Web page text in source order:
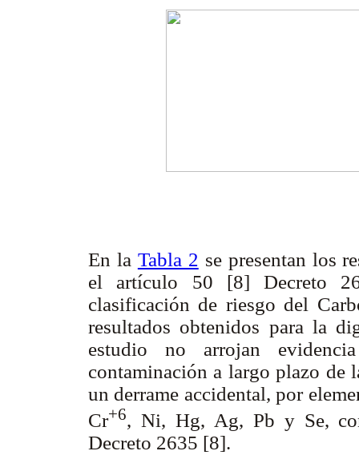
En la Tabla 2 se presentan los
el artículo 50 [8] Decreto
clasificación de riesgo del
resultados obtenidos para la
estudio no arrojan
contaminación a largo plazo de
un derrame accidental, por
Cr+6, Ni, Hg, Ag, Pb y Se,
Decreto 2635 [8].